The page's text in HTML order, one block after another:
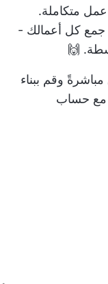
متكاملة.
كل أعمالك -
🙌
وقم ببناء
مع حساب